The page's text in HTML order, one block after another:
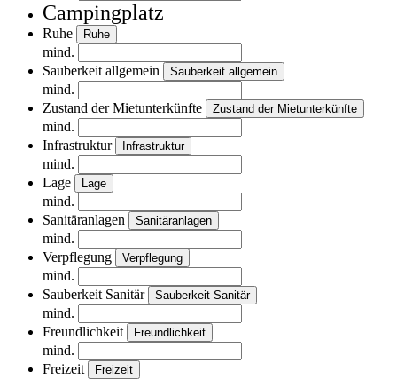
Campingplatz
Ruhe Ruhe
mind.
Sauberkeit allgemein
Sauberkeit allgemein
mind.
Zustand der Mietunterkünfte
Zustand der Mietunterkünfte
mind.
Infrastruktur
Infrastruktur
mind.
Lage
Lage
mind.
Sanitäranlagen
Sanitäranlagen
mind.
Verpflegung
Verpflegung
mind.
Sauberkeit Sanitär
Sauberkeit Sanitär
mind.
Freundlichkeit
Freundlichkeit
mind.
Freizeit
Freizeit